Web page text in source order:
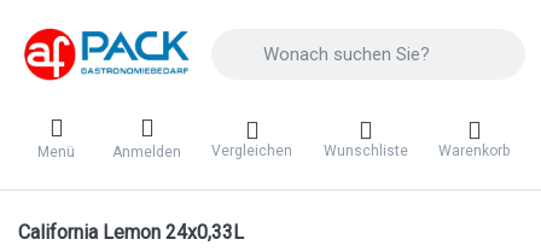
Menü Anmelden Vergleichen Wunschliste Warenkorb
California Lemon 24x0,33L